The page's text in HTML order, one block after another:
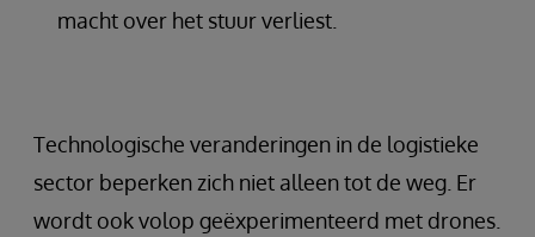
macht over het stuur verliest.
Technologische veranderingen in de logistieke
sector beperken zich niet alleen tot de weg. Er
wordt ook volop geëxperimenteerd met drones.